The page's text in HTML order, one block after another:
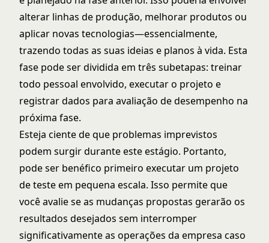
alterar linhas de produção, melhorar produtos ou
aplicar novas tecnologias—essencialmente,
trazendo todas as suas ideias e planos à vida. Esta
fase pode ser dividida em três subetapas: treinar
todo pessoal envolvido, executar o projeto e
registrar dados para avaliação de desempenho na
próxima fase.
Esteja ciente de que problemas imprevistos
podem surgir durante este estágio. Portanto,
pode ser benéfico primeiro executar um projeto
de teste em pequena escala. Isso permite que
você avalie se as mudanças propostas gerarão os
resultados desejados sem interromper
significativamente as operações da empresa caso